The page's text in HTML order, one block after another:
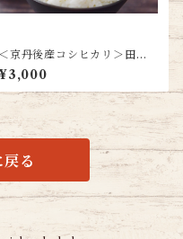
＜京丹後産コシヒカリ＞田渕
んちのおいしいお米(2合×6)
る